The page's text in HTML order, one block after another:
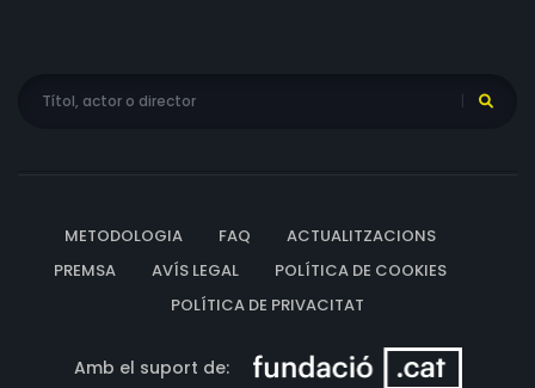
METODOLOGIA FAQ
ACTUALITZACIONS
PREMSA
AVÍS LEGAL
POLÍTICA DE COOKIES
POLÍTICA DE PRIVACITAT
Amb el suport de: